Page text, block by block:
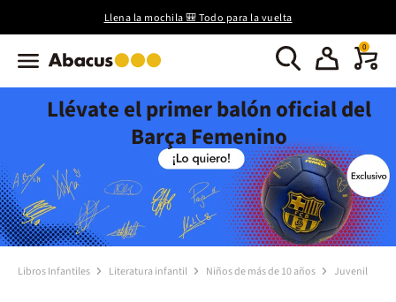
Llena la mochila 🎒 Todo para la vuelta
0
Llévate el primer balón oficial del
Barça Femenino
Libros Infantiles Literatura infantil Niños de más de 10 años Juvenil